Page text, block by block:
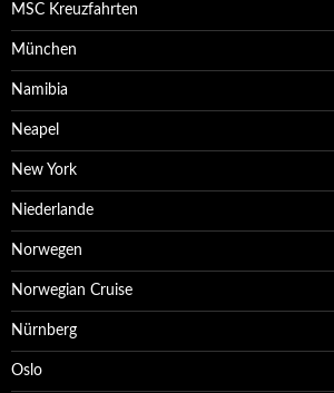
MSC Kreuzfahrten
München
Namibia
Neapel
New York
Niederlande
Norwegen
Norwegian Cruise
Nürnberg
Oslo